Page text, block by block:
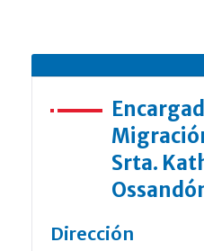
Srta.
Dirección